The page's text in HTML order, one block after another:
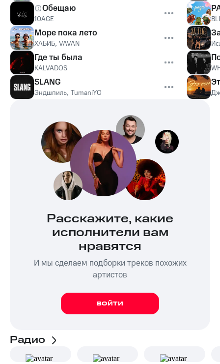
Обещаю
10AGE
Море пока лето
ХАБИБ, VAVAN
Где ты была
KALVADOS
SLANG
Эндшпиль, TumaniYO
Расскажите, какие
исполнители вам
нравятся
И мы сделаем подборки треков похожих
артистов
ВОЙТИ
Радио